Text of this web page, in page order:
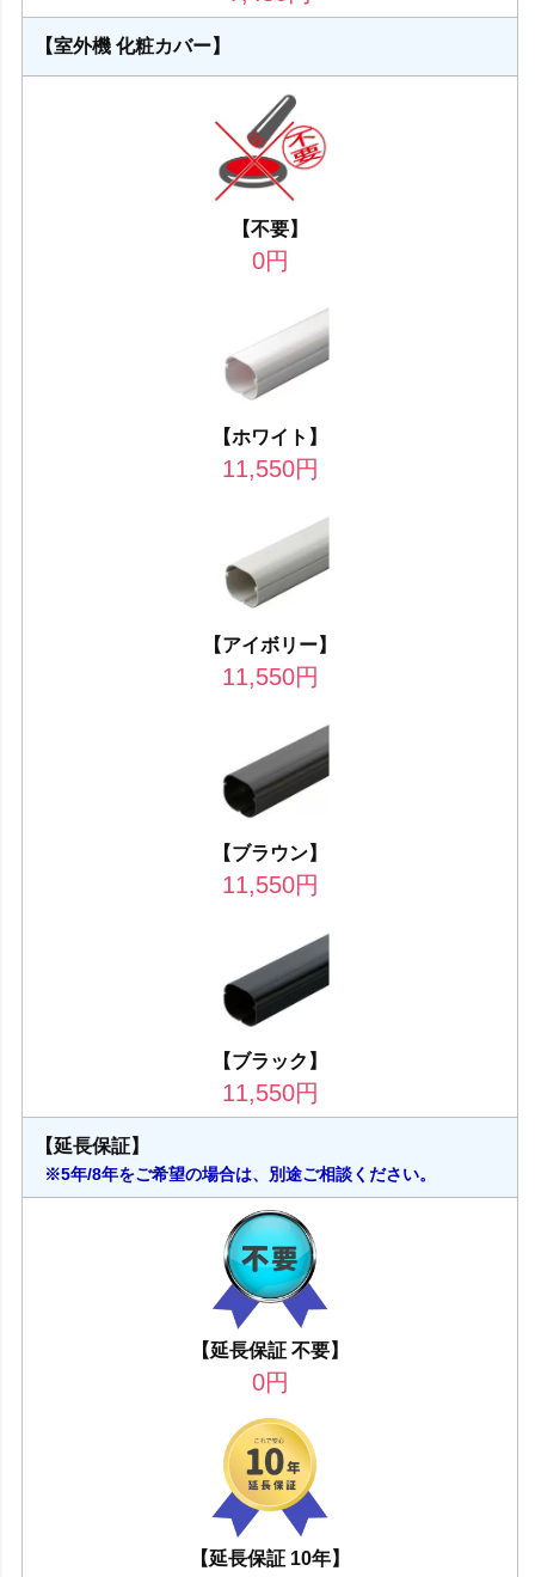
【室外機 化粧カバー】
【不要】
0円
【ホワイト】
11,550円
【アイボリー】
11,550円
【ブラウン】
11,550円
【ブラック】
11,550円
【延長保証】
※5年/8年をご希望の場合は、別途ご相談ください。
【延長保証 不要】
0円
【延長保証 10年】